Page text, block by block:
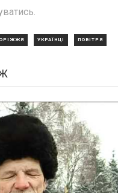
УКРАЇНЦІ ПОВІТРЯ